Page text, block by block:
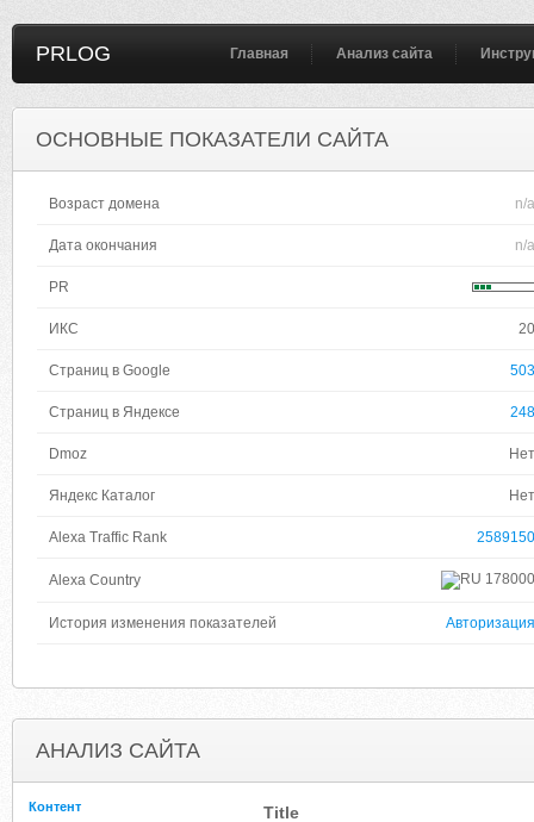
PRLOG Главная Анализ сайта
ОСНОВНЫЕ ПОКАЗАТЕЛИ САЙТА
Возраст домена n/a
Дата окончания n/a
PR
ИКС 20
Страниц в Google 503
Страниц в Яндексе 248
Dmoz Нет
Яндекс Каталог Нет
Alexa Traffic Rank 2589150
Alexa Country 178000
История изменения показателей Авторизация
АНАЛИЗ САЙТА
Контент Title